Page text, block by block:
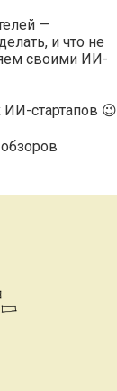
—
и что не
своими ИИ-
ИИ-стартапов 😉